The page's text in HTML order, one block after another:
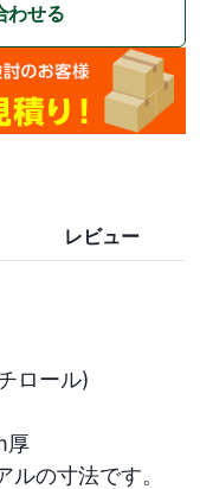
わせる
レビュー
ロール)
厚
の寸法です。